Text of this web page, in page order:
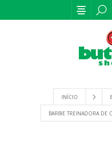
INÍCIO
BARBIE TREINADORA DE